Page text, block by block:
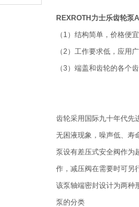
REXROTH力士乐齿轮泵
（1）结构简单，价格便宜
（2）工作要求低，应用广
（3）端盖和齿轮的各个
齿轮采用国际九十年代先
无困液现象，噪声低、寿
泵设有差压式安全阀作为
作，减压阀在需要时可另
该泵轴端密封设计为两种
泵的分类